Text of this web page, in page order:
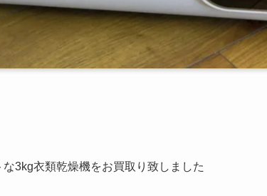
3kg衣類乾燥機をお買取り致しました